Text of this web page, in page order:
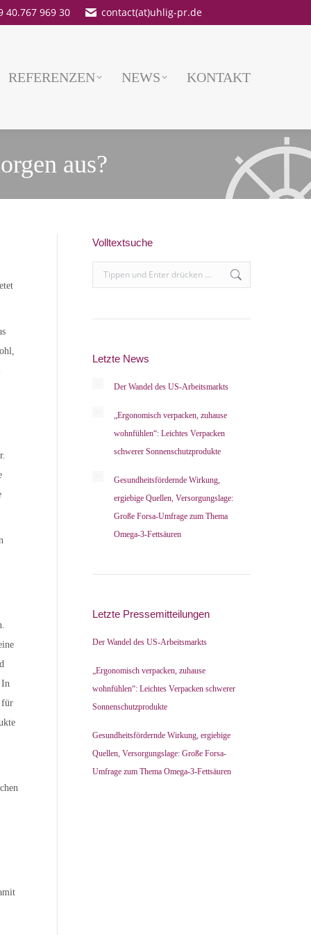
40.767 969 30 contact(at)uhlig-pr.de
REFERENZEN NEWS KONTAKT
aus?
In
für
Volltextsuche
Search:
Letzte News
Der Wandel des US-Arbeitsmarkts
„Ergonomisch verpacken, zuhause
wohnfühlen“: Leichtes Verpacken
schwerer Sonnenschutzprodukte
Gesundheitsfördernde Wirkung,
ergiebige Quellen, Versorgungslage:
Große Forsa-Umfrage zum Thema
Omega-3-Fettsäuren
Letzte Pressemitteilungen
Der Wandel des US-Arbeitsmarkts
„Ergonomisch verpacken, zuhause
wohnfühlen“: Leichtes Verpacken schwerer
Sonnenschutzprodukte
Gesundheitsfördernde Wirkung, ergiebige
Quellen, Versorgungslage: Große Forsa-
Umfrage zum Thema Omega-3-Fettsäuren